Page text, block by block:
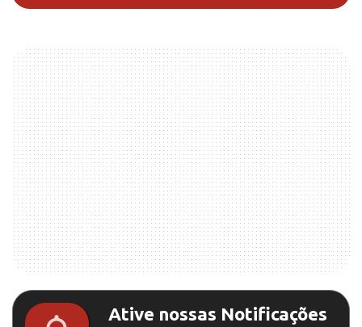
Ative nossas Notificações